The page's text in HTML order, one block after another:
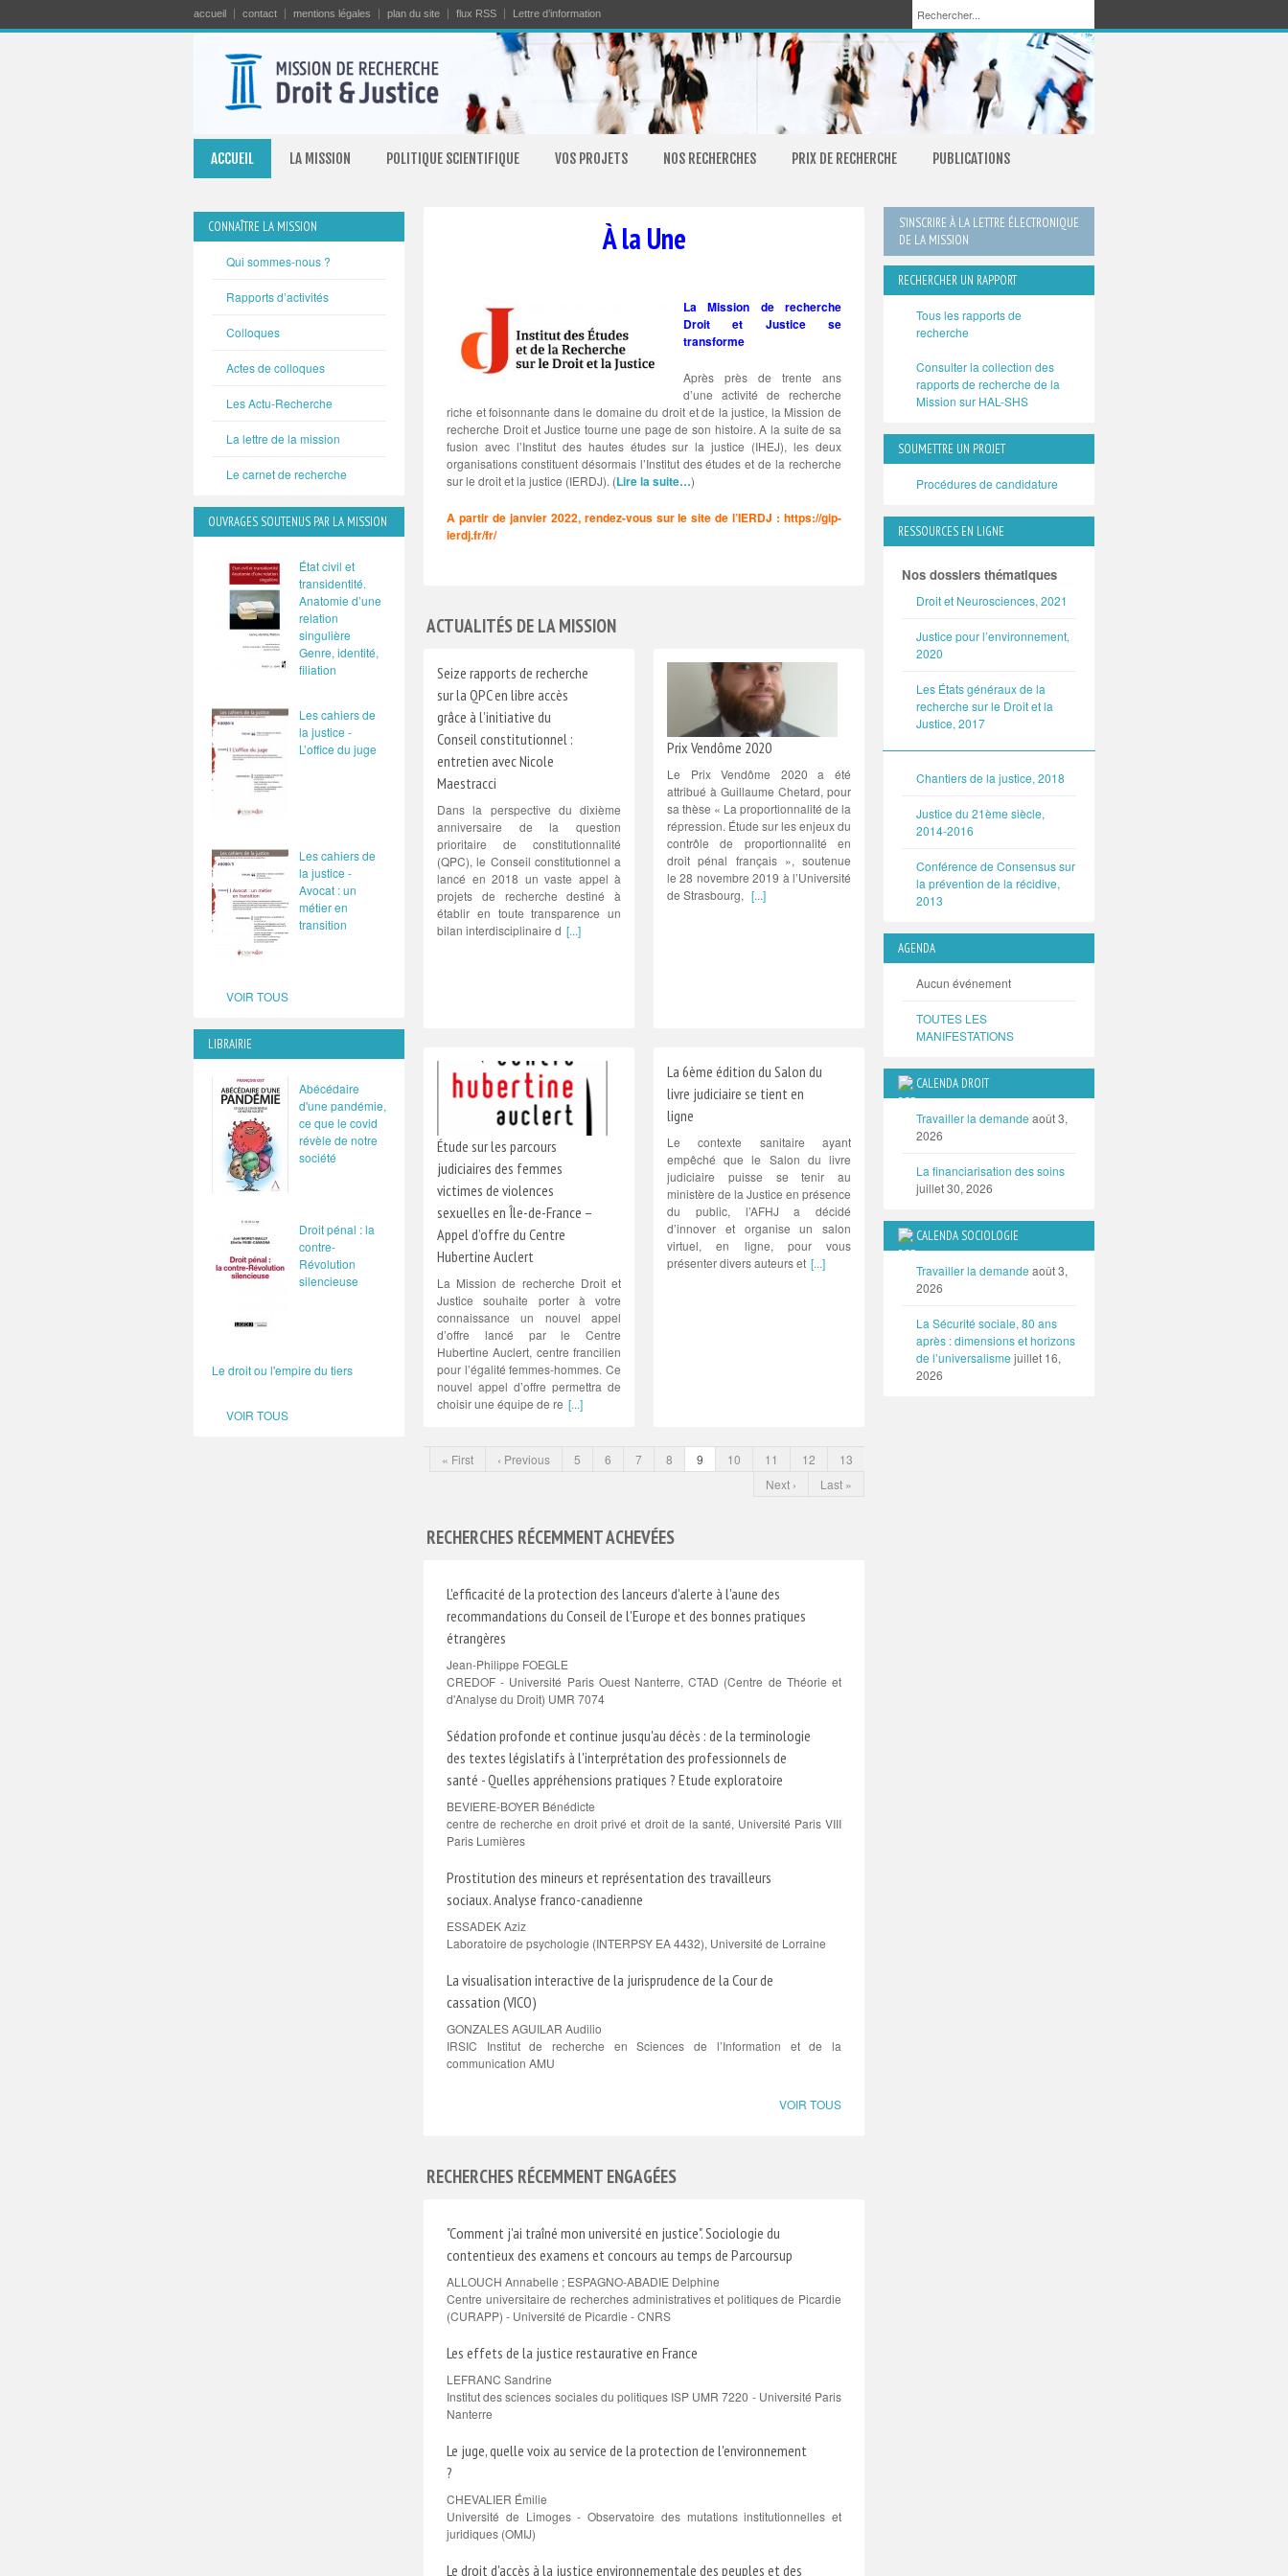
accueil contact mentions légales plan du site flux RSS Lettre d’information
ACCUEIL LA MISSION POLITIQUE SCIENTIFIQUE VOS PROJETS NOS RECHERCHES PRIX DE RECHERCHE PUBLICATIONS
À la Une
La Mission de recherche
Droit et Justice se
transforme
Après près de trente ans
d’une activité de recherche
riche et foisonnante dans le domaine du droit et de la justice, la Mission de
recherche Droit et Justice tourne une page de son histoire. A la suite de sa
fusion avec l’Institut des hautes études sur la justice (IHEJ), les deux
organisations constituent désormais l’Institut des études et de la recherche
sur le droit et la justice (IERDJ). (Lire la suite…)
A partir de janvier 2022, rendez-vous sur le site de l’IERDJ : https://gip-
ierdj.fr/fr/
ACTUALITÉS DE LA MISSION
Seize rapports de recherche
sur la QPC en libre accès
grâce à l’initiative du
Conseil constitutionnel :
entretien avec Nicole
Maestracci
Dans la perspective du dixième
anniversaire de la question
prioritaire de constitutionnalité
(QPC), le Conseil constitutionnel a
lancé en 2018 un vaste appel à
projets de recherche destiné à
établir en toute transparence un
bilan interdisciplinaire d [...]
Prix Vendôme 2020
Le Prix Vendôme 2020 a été
attribué à Guillaume Chetard, pour
sa thèse « La proportionnalité de la
répression. Étude sur les enjeux du
contrôle de proportionnalité en
droit pénal français », soutenue
le 28 novembre 2019 à l’Université
de Strasbourg, [...]
Étude sur les parcours
judiciaires des femmes
victimes de violences
sexuelles en Île-de-France –
Appel d’offre du Centre
Hubertine Auclert
La Mission de recherche Droit et
Justice souhaite porter à votre
connaissance un nouvel appel
d’offre lancé par le Centre
Hubertine Auclert, centre francilien
pour l’égalité femmes-hommes. Ce
nouvel appel d’offre permettra de
choisir une équipe de re [...]
La 6ème édition du Salon du
livre judiciaire se tient en
ligne
Le contexte sanitaire ayant
empêché que le Salon du livre
judiciaire puisse se tenir au
ministère de la Justice en présence
du public, l’AFHJ a décidé
d’innover et organise un salon
virtuel, en ligne, pour vous
présenter divers auteurs et [...]
« First ‹ Previous 5 6 7 8 9 10 11 12
13
Next ›
Last »
RECHERCHES RÉCEMMENT ACHEVÉES
L'efficacité de la protection des lanceurs d'alerte à l'aune des
recommandations du Conseil de l'Europe et des bonnes pratiques
étrangères
Jean-Philippe FOEGLE
CREDOF - Université Paris Ouest Nanterre, CTAD (Centre de Théorie et
d'Analyse du Droit) UMR 7074
Sédation profonde et continue jusqu'au décès : de la terminologie
des textes législatifs à l'interprétation des professionnels de
santé - Quelles appréhensions pratiques ? Etude exploratoire
BEVIERE-BOYER Bénédicte
centre de recherche en droit privé et droit de la santé, Université Paris VIII
Paris Lumières
Prostitution des mineurs et représentation des travailleurs
sociaux. Analyse franco-canadienne
ESSADEK Aziz
Laboratoire de psychologie (INTERPSY EA 4432), Université de Lorraine
La visualisation interactive de la jurisprudence de la Cour de
cassation (VICO)
GONZALES AGUILAR Audilio
IRSIC Institut de recherche en Sciences de l’Information et de la
communication AMU
VOIR TOUS
RECHERCHES RÉCEMMENT ENGAGÉES
"Comment j'ai traîné mon université en justice". Sociologie du
contentieux des examens et concours au temps de Parcoursup
ALLOUCH Annabelle ; ESPAGNO-ABADIE Delphine
Centre universitaire de recherches administratives et politiques de Picardie
(CURAPP) - Université de Picardie - CNRS
Les effets de la justice restaurative en France
LEFRANC Sandrine
Institut des sciences sociales du politiques ISP UMR 7220 - Université Paris
Nanterre
Le juge, quelle voix au service de la protection de l'environnement
?
CHEVALIER Émilie
Université de Limoges - Observatoire des mutations institutionnelles et
juridiques (OMIJ)
Le droit d'accès à la justice environnementale des peuples et des
CONNAÎTRE LA MISSION
Qui sommes-nous ?
Rapports d’activités
Colloques
Actes de colloques
Les Actu-Recherche
La lettre de la mission
Le carnet de recherche
OUVRAGES SOUTENUS PAR LA MISSION
État civil et
transidentité.
Anatomie d’une
relation
singulière
Genre, identité,
filiation
Les cahiers de
la justice -
L’office du juge
Les cahiers de
la justice -
Avocat : un
métier en
transition
VOIR TOUS
LIBRAIRIE
Abécédaire
d'une pandémie,
ce que le covid
révèle de notre
société
Droit pénal : la
contre-
Révolution
silencieuse
Le droit ou l'empire du tiers
VOIR TOUS
S’INSCRIRE À LA LETTRE ÉLECTRONIQUE
DE LA MISSION
RECHERCHER UN RAPPORT
Tous les rapports de
recherche
Consulter la collection des
rapports de recherche de la
Mission sur HAL-SHS
SOUMETTRE UN PROJET
Procédures de candidature
RESSOURCES EN LIGNE
Nos dossiers thématiques
Droit et Neurosciences, 2021
Justice pour l’environnement,
2020
Les États généraux de la
recherche sur le Droit et la
Justice, 2017
Chantiers de la justice, 2018
Justice du 21ème siècle,
2014-2016
Conférence de Consensus sur
la prévention de la récidive,
2013
AGENDA
Aucun événement
TOUTES LES
MANIFESTATIONS
CALENDA DROIT
Travailler la demande août 3,
2026
La financiarisation des soins
juillet 30, 2026
CALENDA SOCIOLOGIE
Travailler la demande août 3,
2026
La Sécurité sociale, 80 ans
après : dimensions et horizons
de l’universalisme juillet 16,
2026